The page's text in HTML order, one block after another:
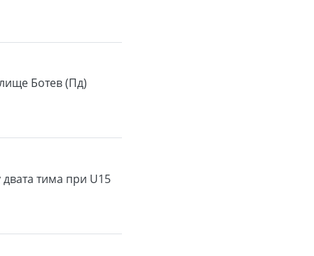
Ботев (Пд)
тима при U15